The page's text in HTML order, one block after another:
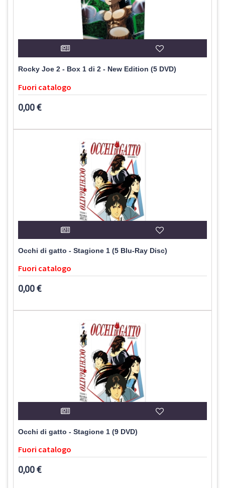
Rocky Joe 2 - Box 1 di 2 - New Edition (5 DVD)
Fuori catalogo
0,00 €
Occhi di gatto - Stagione 1 (5 Blu-Ray Disc)
Fuori catalogo
0,00 €
Occhi di gatto - Stagione 1 (9 DVD)
Fuori catalogo
0,00 €